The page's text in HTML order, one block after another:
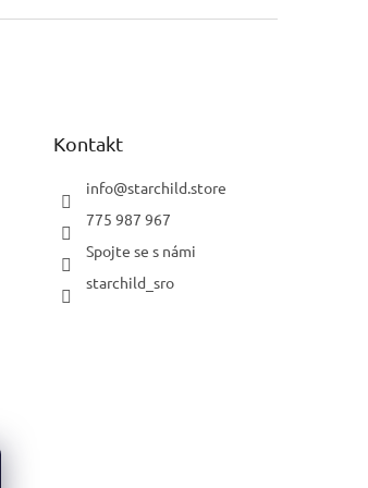
Kontakt
info@starchild.store
775 987 967
Spojte se s námi
starchild_sro